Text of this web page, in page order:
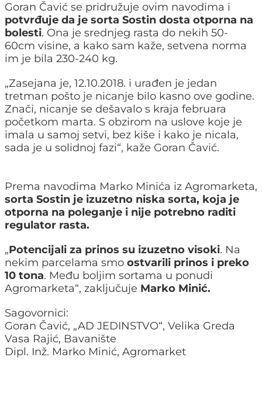
Goran Čavić se pridružuje ovim navodima i
potvrđuje da je sorta Sostin dosta otporna na
bolesti. Ona je srednjeg rasta do nekih 50-
60cm visine, a kako sam kaže, setvena norma
im je bila 230-240 kg.
„Zasejana je, 12.10.2018. i urađen je jedan
tretman pošto je nicanje bilo kasno ove godine.
Znači, nicanje se dešavalo s kraja februara
početkom marta. S obzirom na uslove koje je
imala u samoj setvi, bez kiše i kako je nicala,
sada je u solidnoj fazi“, kaže Goran Čavić.
Prema navodima Marko Minića iz Agromarketa,
sorta Sostin je izuzetno niska sorta, koja je
otporna na poleganje i nije potrebno raditi
regulator rasta.
„Potencijali za prinos su izuzetno visoki. Na
nekim parcelama smo ostvarili prinos i preko
10 tona. Među boljim sortama u ponudi
Agromarketa“, zaključuje Marko Minić.
Sagovornici:
Goran Čavić, „AD JEDINSTVO“, Velika Greda
Vasa Rajić, Bavanište
Dipl. Inž. Marko Minić, Agromarket